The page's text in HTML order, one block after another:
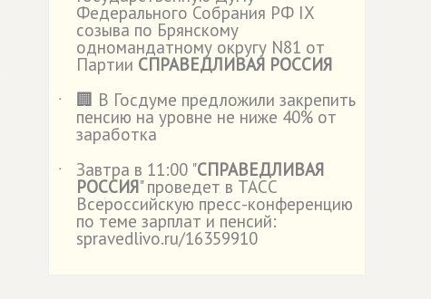
Федерального Собрания РФ IX
созыва по Брянскому
одномандатному округу N81 от
Партии СПРАВЕДЛИВАЯ РОССИЯ
˙
🏢 В Госдуме предложили закрепить
пенсию на уровне не ниже 40% от
заработка
˙
Завтра в 11:00 "СПРАВЕДЛИВАЯ
РОССИЯ" проведет в ТАСС
Всероссийскую пресс-конференцию
по теме зарплат и пенсий:
spravedlivo.ru/16359910